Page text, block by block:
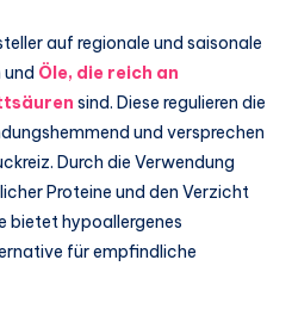
auf regionale und saisonale
und Öle, die reich an
sind. Diese regulieren die
und versprechen
Durch die Verwendung
Proteine und den Verzicht
bietet hypoallergenes
für empfindliche